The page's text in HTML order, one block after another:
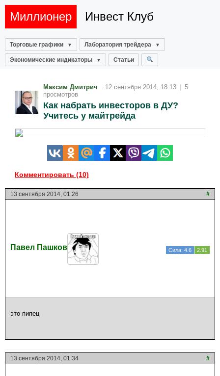
Миллионер Инвест Клуб
Торговые графики Лаборатория трейдера
Экономические индикаторы Статьи
Максим Дмитрич 12 сентября 2014, 18:13
5
просмотров
Как набрать инвесторов в ДУ?
Учитесь у майтрейда
Комментировать (10)
13 сентября 2014, 01:26 #
Павел Пашков Сила: 4.6 2.91
это пипец
13 сентября 2014, 01:34 #